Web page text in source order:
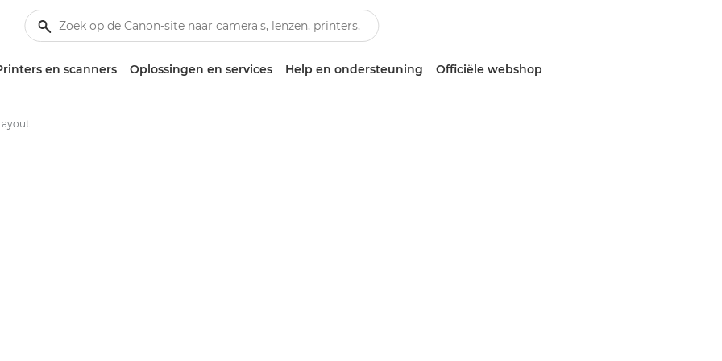
en scanners Oplossingen en services Help en ondersteuning Officiële webshop
Canon SELPHY Photo Layout-app